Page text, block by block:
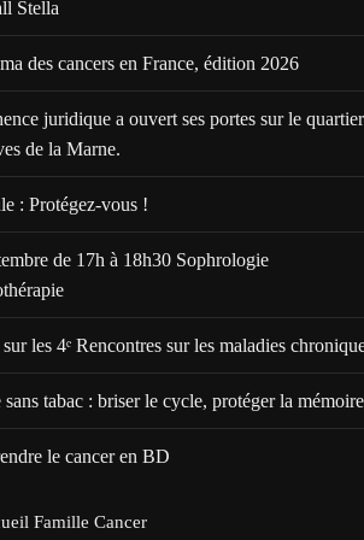
Stella
des cancers en France, édition 2026
juridique a ouvert ses portes sur le quartier
de la Marne.
: Protégez-vous !
de 17h à 18h30 Sophrologie
les 4ᵉ Rencontres sur les maladies
tabac : briser le cycle, protéger la mémoire
le cancer en BD
Famille Cancer